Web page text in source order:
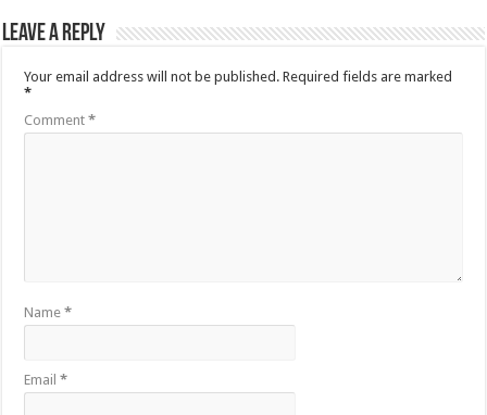
Leave a Reply
Your email address will not be published. Required fields are marked
*
Comment*
Name*
Email*